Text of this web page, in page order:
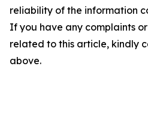
reliability of the information
If you have any complaints
related to this article, kindly
above.